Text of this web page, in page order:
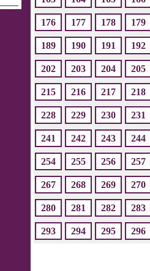
176 177 178 179
189 190 191 192
202 203 204 205
215 216 217 218
228 229 230 231
241 242 243 244
254 255 256 257
267 268 269 270
280 281 282 283
293 294 295 296